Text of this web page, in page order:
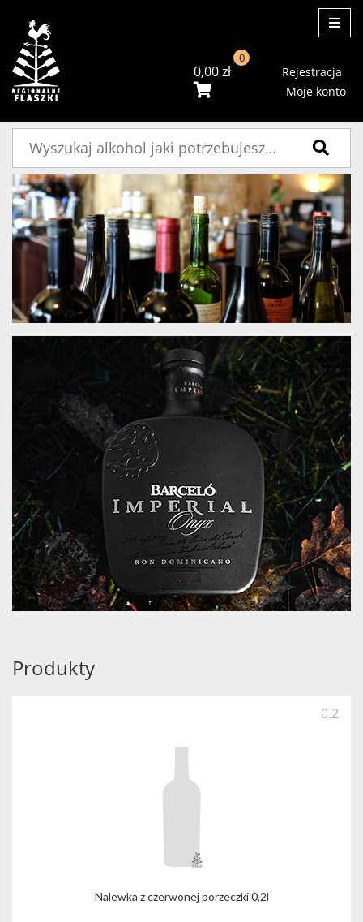
0,00zł
0
Rejestracja
Moje konto
Produkty
0.2
Nalewka z czerwonej porzeczki 0,2l